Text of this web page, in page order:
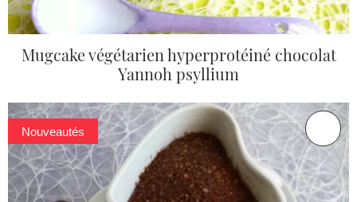
Mugcake végétarien hyperprotéiné chocolat
Yannoh psyllium
Nouveautés